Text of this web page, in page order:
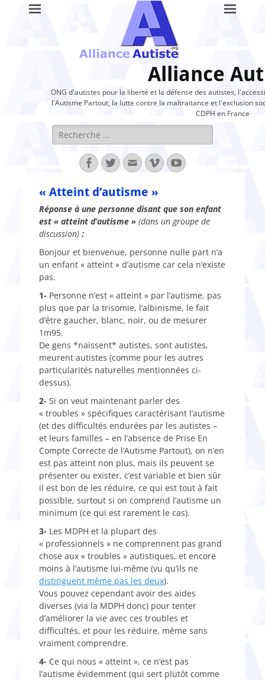
Alliance
ONG d'autistes pour la liberté et la défense des autistes,
l'Autisme Partout, la lutte contre la maltraitance et l'exclusion
CDPH en France
Rechercher :
Facebook
TwitterAdresse
de
VimeoYouTube
« Atteint d’autisme »
Réponse à une personne disant que son enfant
est « atteint d’autisme » (dans un groupe de
discussion) :
Bonjour et bienvenue, personne nulle part n’a
un enfant « atteint » d’autisme car cela n’existe
pas.
1- Personne n’est « atteint » par l’autisme, pas
plus que par la trisomie, l’albinisme, le fait
d’être gaucher, blanc, noir, ou de mesurer
1m95.
De gens *naissent* autistes, sont autistes,
meurent autistes (comme pour les autres
particularités naturelles mentionnées ci-
dessus).
2- Si on veut maintenant parler des
« troubles » spécifiques caractérisant l’autisme
(et des difficultés endurées par les autistes –
et leurs familles – en l’absence de Prise En
Compte Correcte de l’Autisme Partout), on n’en
est pas atteint non plus, mais ils peuvent se
présenter ou exister, c’est variable et bien sûr
il est bon de les réduire, ce qui est tout à fait
possible, surtout si on comprend l’autisme un
minimum (ce qui est rarement le cas).
3- Les MDPH et la plupart des
« professionnels » ne comprennent pas grand
chose aux « troubles » autistiques, et encore
moins à l’autisme lui-même (vu qu’ils ne
distinguent même pas les deux).
Vous pouvez cependant avoir des aides
diverses (via la MDPH donc) pour tenter
d’améliorer la vie avec ces troubles et
difficultés, et pour les réduire, même sans
vraiment comprendre.
4- Ce qui nous « atteint », ce n’est pas
l’autisme évidemment (qui sert plutôt comme